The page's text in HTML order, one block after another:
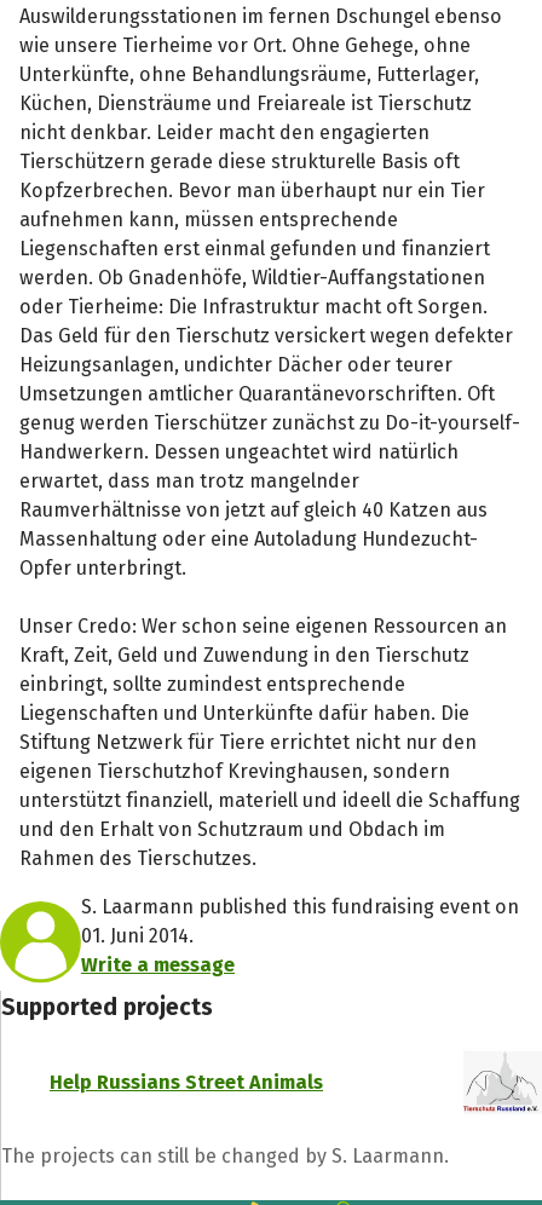
Auswilderungsstationen im fernen Dschungel ebenso
wie unsere Tierheime vor Ort. Ohne Gehege, ohne
Unterkünfte, ohne Behandlungsräume, Futterlager,
Küchen, Diensträume und Freiareale ist Tierschutz
nicht denkbar. Leider macht den engagierten
Tierschützern gerade diese strukturelle Basis oft
Kopfzerbrechen. Bevor man überhaupt nur ein Tier
aufnehmen kann, müssen entsprechende
Liegenschaften erst einmal gefunden und finanziert
werden. Ob Gnadenhöfe, Wildtier-Auffangstationen
oder Tierheime: Die Infrastruktur macht oft Sorgen.
Das Geld für den Tierschutz versickert wegen defekter
Heizungsanlagen, undichter Dächer oder teurer
Umsetzungen amtlicher Quarantänevorschriften. Oft
genug werden Tierschützer zunächst zu Do-it-yourself-
Handwerkern. Dessen ungeachtet wird natürlich
erwartet, dass man trotz mangelnder
Raumverhältnisse von jetzt auf gleich 40 Katzen aus
Massenhaltung oder eine Autoladung Hundezucht-
Opfer unterbringt.
Unser Credo: Wer schon seine eigenen Ressourcen an
Kraft, Zeit, Geld und Zuwendung in den Tierschutz
einbringt, sollte zumindest entsprechende
Liegenschaften und Unterkünfte dafür haben. Die
Stiftung Netzwerk für Tiere errichtet nicht nur den
eigenen Tierschutzhof Krevinghausen, sondern
unterstützt finanziell, materiell und ideell die Schaffung
und den Erhalt von Schutzraum und Obdach im
Rahmen des Tierschutzes.
S. Laarmann published this fundraising event on
01. Juni 2014.
Write a message
Supported projects
Help Russians Street Animals
The projects can still be changed by S. Laarmann.